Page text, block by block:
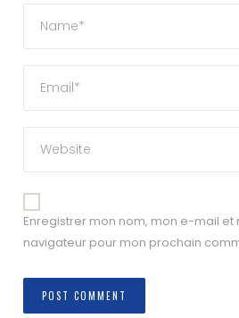
Enregistrer mon nom, mon e-mail et
navigateur pour mon prochain